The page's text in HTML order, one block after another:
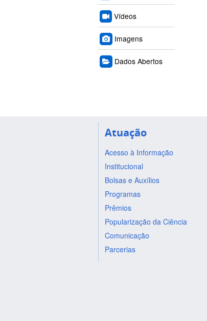
Vídeos
Imagens
Dados Abertos
Atuação
Acesso à Informação
Institucional
Bolsas e Auxílios
Programas
Prêmios
Popularização da Ciência
Comunicação
Parcerias